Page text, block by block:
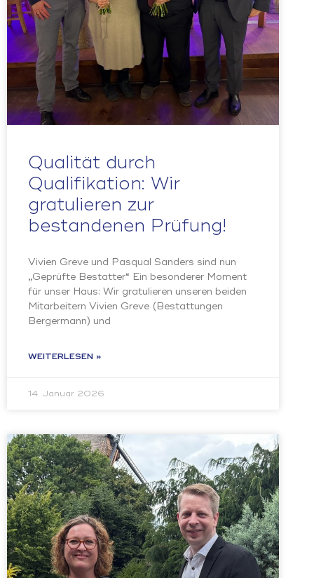
Qualität durch
Qualifikation: Wir
gratulieren zur
bestandenen Prüfung!
Vivien Greve und Pasqual Sanders sind nun
„Geprüfte Bestatter“ Ein besonderer Moment
für unser Haus: Wir gratulieren unseren beiden
Mitarbeitern Vivien Greve (Bestattungen
Bergermann) und
WEITERLESEN »
14. Januar 2026